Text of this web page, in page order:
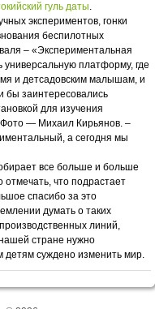
гуль даты.
экспериментов, гонки
беспилотных
– «Экспериментальная
платформу, где
и детсадовским малышам, и
бы заинтересовались
для изучения
Фото — Михаил Кирьянов. –
а сегодня мы
все больше и больше
отмечать, что подрастает
спасибо за это
думать о таких
линий,
стране нужно
детям суждено изменить мир.